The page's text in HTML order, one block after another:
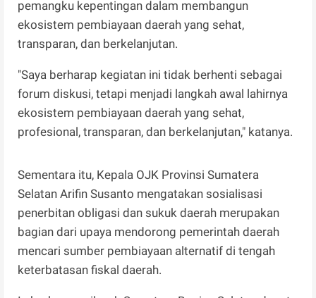
pemangku kepentingan dalam membangun
ekosistem pembiayaan daerah yang sehat,
transparan, dan berkelanjutan.
"Saya berharap kegiatan ini tidak berhenti sebagai
forum diskusi, tetapi menjadi langkah awal lahirnya
ekosistem pembiayaan daerah yang sehat,
profesional, transparan, dan berkelanjutan," katanya.
Sementara itu, Kepala OJK Provinsi Sumatera
Selatan Arifin Susanto mengatakan sosialisasi
penerbitan obligasi dan sukuk daerah merupakan
bagian dari upaya mendorong pemerintah daerah
mencari sumber pembiayaan alternatif di tengah
keterbatasan fiskal daerah.